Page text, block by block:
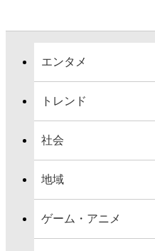
エンタメ
トレンド
社会
地域
ゲーム・アニメ